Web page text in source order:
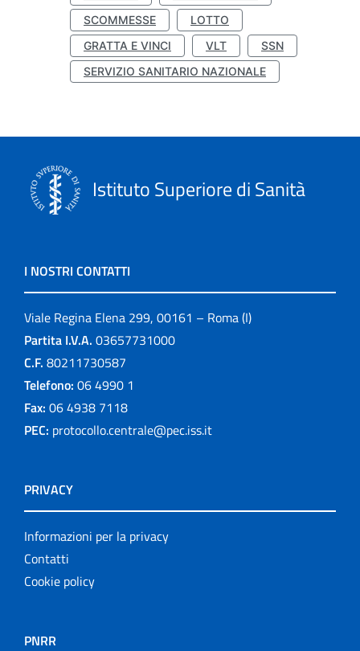
SCOMMESSE
LOTTO
GRATTA E VINCI
VLT
SSN
SERVIZIO SANITARIO NAZIONALE
Istituto Superiore di Sanità
I NOSTRI CONTATTI
Viale Regina Elena 299, 00161 – Roma (I)
Partita I.V.A. 03657731000
C.F. 80211730587
Telefono: 06 4990 1
Fax: 06 4938 7118
PEC: protocollo.centrale@pec.iss.it
PRIVACY
Informazioni per la privacy
Contatti
Cookie policy
PNRR